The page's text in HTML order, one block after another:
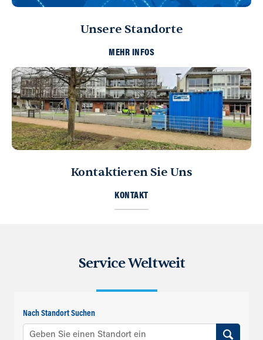
Unsere Standorte
MEHR INFOS
Kontaktieren Sie Uns
KONTAKT
Service Weltweit
Nach Standort Suchen